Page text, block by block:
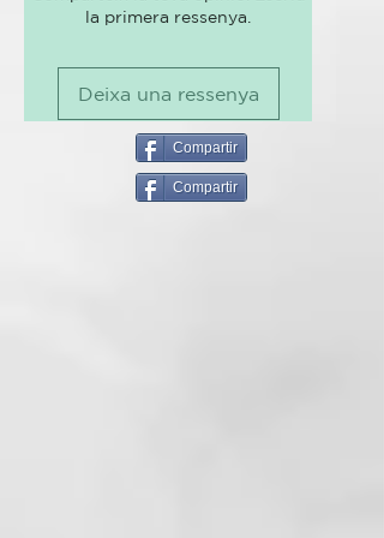
La crema desodorante
antitranspirante 2 en 1 te
cualquier olor desagradable. No
sólo disimula el olor, sino que
también neutraliza el origen.
Gracias al aceite de salvia, tiene
Parfum, Zinc Ricinoleate,
Officinalis Oil, Aqua, Propanediol,
Helianthus Annuus Seed Oil,
Tocopherol, Limonene, Linalool,
Citronellol, Citral, Benzyl
la primera ressenya.
Deixa una ressenya
Compartir
Compartir